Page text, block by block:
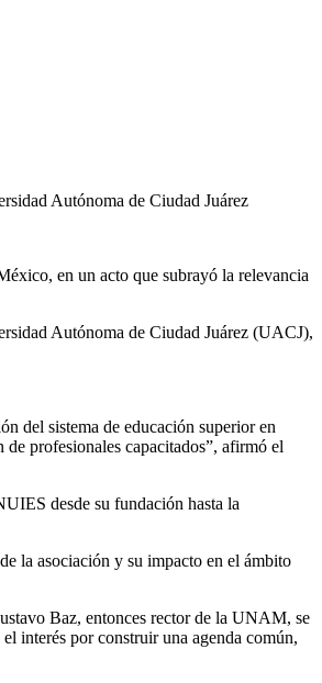
Autónoma de Ciudad Juárez
en un acto que subrayó la relevancia
Autónoma de Ciudad Juárez (UACJ),
del sistema de educación superior en
profesionales capacitados”, afirmó el
desde su fundación hasta la
la asociación y su impacto en el ámbito
Baz, entonces rector de la UNAM, se
interés por construir una agenda común,